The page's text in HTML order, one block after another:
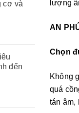
cơ và
đến
lượng
AN
Chọn
Không
quá
tán âm,